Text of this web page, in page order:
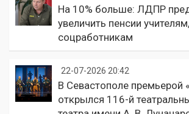
На 10% больше: ЛДПР
увеличить пенсии
соцработникам
22-07-2026 20:42
В Севастополе премьерой
открылся 116-й